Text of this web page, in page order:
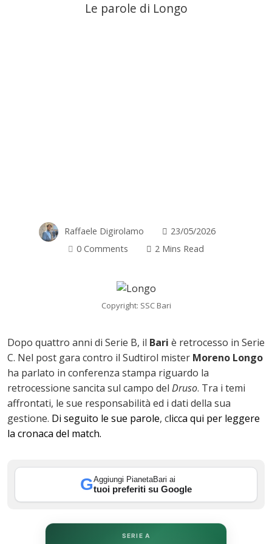
Le parole di Longo
Raffaele Digirolamo
23/05/2026
0 Comments
2 Mins Read
Copyright: SSC Bari
Dopo quattro anni di Serie B, il Bari è retrocesso in Serie
C. Nel post gara contro il Sudtirol mister Moreno Longo
ha parlato in conferenza stampa riguardo la
retrocessione sancita sul campo del Druso. Tra i temi
affrontati, le sue responsabilità ed i dati della sua
gestione. Di seguito le sue parole, clicca qui per leggere
la cronaca del match.
GAggiungi PianetaBari ai
tuoi preferiti su Google
SERIE A